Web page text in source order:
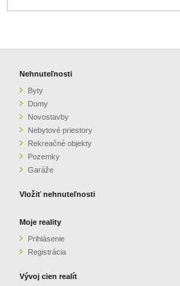
Nehnuteľnosti
Byty
Domy
Novostavby
Nebytové priestory
Rekreačné objekty
Pozemky
Garáže
Vložiť nehnuteľnosti
Moje reality
Prihlásenie
Registrácia
Vývoj cien realít